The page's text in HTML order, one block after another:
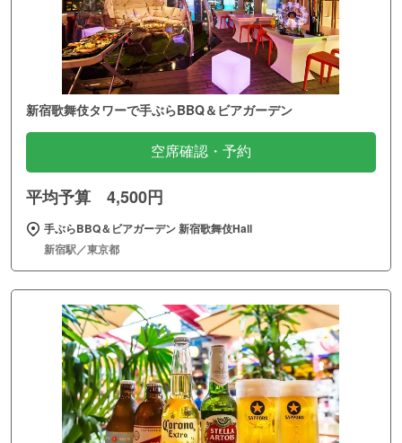
新宿歌舞伎タワーで手ぶらBBQ＆ビアガーデン
空席確認・予約
平均予算 4,500円
手ぶらBBQ＆ビアガーデン 新宿歌舞伎Hall
新宿駅／東京都